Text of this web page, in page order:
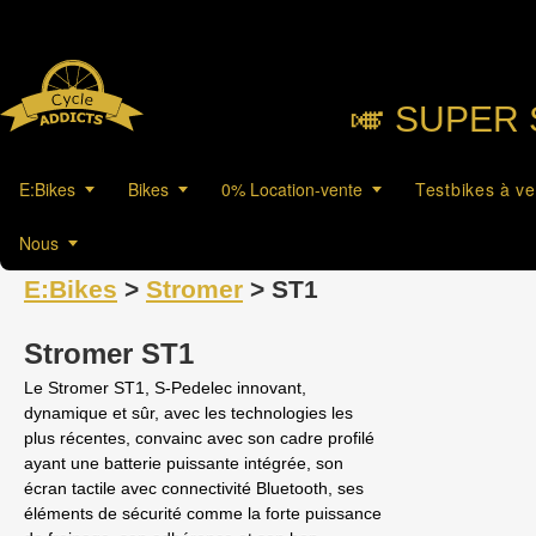
🎺︎ SUPER
E:Bikes Bikes 0% Location-vente Testbikes à
Nous
E:Bikes > Stromer > ST1
Stromer ST1
Le Stromer ST1, S-Pedelec innovant,
dynamique et sûr, avec les technologies les
plus récentes, convainc avec son cadre profilé
ayant une batterie puissante intégrée, son
écran tactile avec connectivité Bluetooth, ses
éléments de sécurité comme la forte puissance